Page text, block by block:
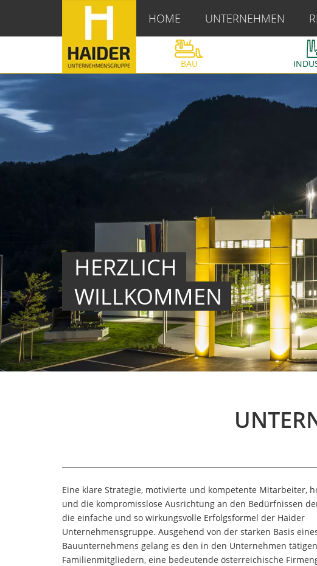
HOME UNTERNEHMEN
BAU
HERZLICH
WILLKOMMEN
Eine klare Strategie, motivierte und kompetente Mitarbeiter,
und die kompromisslose Ausrichtung an den Bedürfnissen
die einfache und so wirkungsvolle Erfolgsformel der Haider
Unternehmensgruppe. Ausgehend von der starken Basis
Bauunternehmens gelang es den in den Unternehmen tätigen
Familienmitgliedern, eine bedeutende österreichische